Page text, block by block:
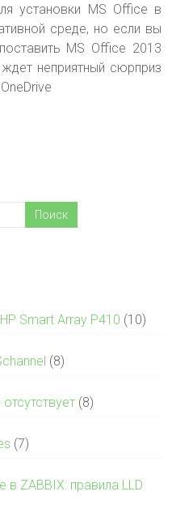
установки MS Office в
среде, но если вы
MS Office 2013
неприятный сюрприз
Smart Array P410 (10)
(8)
(8)
(7)
ZABBIX: правила LLD